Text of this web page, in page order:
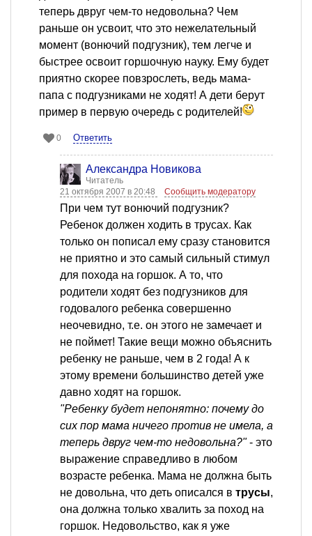
теперь двруг чем-то недовольна? Чем
раньше он усвоит, что это нежелательный
момент (вонючий подгузник), тем легче и
быстрее освоит горшочную науку. Ему будет
приятно скорее повзрослеть, ведь мама-
папа с подгузниками не ходят! А дети берут
пример в первую очередь с родителей!
0 Ответить
Александра Новикова
Читатель
21 октября 2007 в 20:48
Сообщить модератору
При чем тут вонючий подгузник?
Ребенок должен ходить в трусах. Как
только он пописал ему сразу становится
не приятно и это самый сильный стимул
для похода на горшок. А то, что
родители ходят без подгузников для
годовалого ребенка совершенно
неочевидно, т.е. он этого не замечает и
не поймет! Такие вещи можно объяснить
ребенку не раньше, чем в 2 года! А к
этому времени большинство детей уже
давно ходят на горшок.
"Ребенку будет непонятно: почему до
сих пор мама ничего против не имела, а
теперь двруг чем-то недовольна?"- это
выражение справедливо в любом
возрасте ребенка. Мама не должна быть
не довольна, что деть описался в трусы,
она должна только хвалить за поход на
горшок. Недовольство, как я уже